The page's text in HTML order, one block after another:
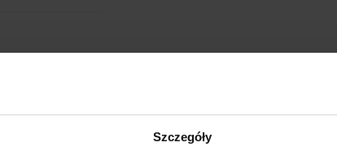
Szczegóły
W wyniku